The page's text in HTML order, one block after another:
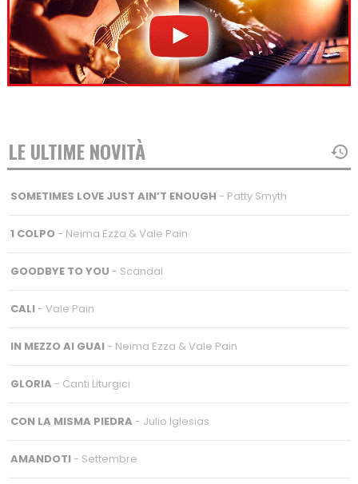
LE ULTIME NOVITÀ
SOMETIMES LOVE JUST AIN’T ENOUGH - Patty Smyth
1 COLPO- Neima Ezza & Vale Pain
GOODBYE TO YOU - Scandal
CALI- Vale Pain
IN MEZZO AI GUAI- Neima Ezza & Vale Pain
GLORIA - Canti Liturgici
CON LA MISMA PIEDRA - Julio Iglesias
AMANDOTI- Settembre